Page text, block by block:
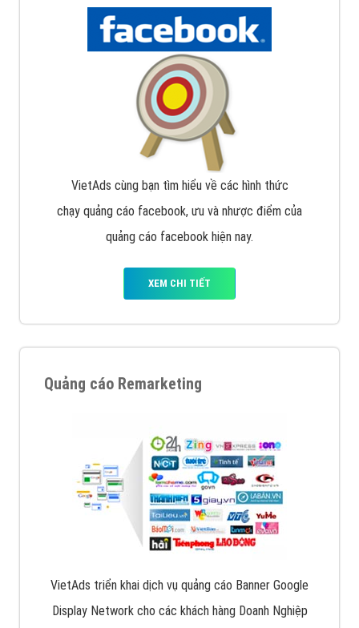
VietAds cùng bạn tìm hiểu về các hình thức
chạy quảng cáo facebook, ưu và nhược điểm của
quảng cáo facebook hiện nay.
XEM CHI TIẾT
Quảng cáo Remarketing
VietAds triển khai dịch vụ quảng cáo Banner Google
Display Network cho các khách hàng Doanh Nghiệp